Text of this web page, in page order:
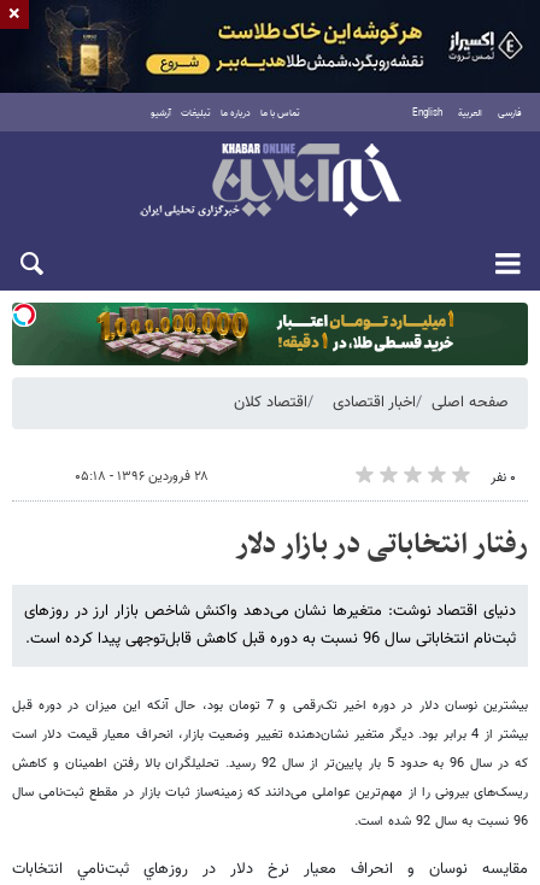
فارسی العربية English تماس با ما درباره ما تبلیغات آرشیو
یکشنبه ۱۸ مرداد ۱۴۰۵
صفحه اصلی اخبار اقتصادی اقتصاد کلان
۰ نفر ۲۸ فروردین ۱۳۹۶ - ۰۵:۱۸
رفتار انتخاباتی در بازار دلار
دنیای اقتصاد نوشت: متغیرها نشان می‌دهد واکنش شاخص بازار ارز در روزهای
ثبت‌نام انتخاباتی سال 96 نسبت به دوره قبل کاهش قابل‌توجهی پیدا کرده است.
بیشترین نوسان دلار در دوره اخیر تک‌رقمی و 7 تومان بود، حال آنکه این میزان در دوره قبل
بیشتر از 4 برابر بود. دیگر متغیر نشان‌دهنده تغییر وضعیت بازار، انحراف معیار قیمت دلار است
که در سال 96 به حدود 5 بار پایین‌تر از سال 92 رسید. تحلیلگران بالا رفتن اطمینان و کاهش
ریسک‌های بیرونی را از مهم‌ترین عواملی می‌دانند که زمینه‌ساز ثبات بازار در مقطع ثبت‌نامی سال
96 نسبت به سال 92 شده است.
مقايسه نوسان و انحراف معيار نرخ دلار در روزهاي ثبت‌نامي انتخابات
×